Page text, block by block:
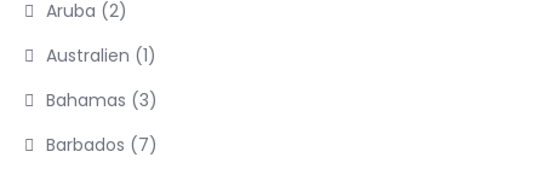
Aruba (2)
Australien (1)
Bahamas (3)
Barbados (7)